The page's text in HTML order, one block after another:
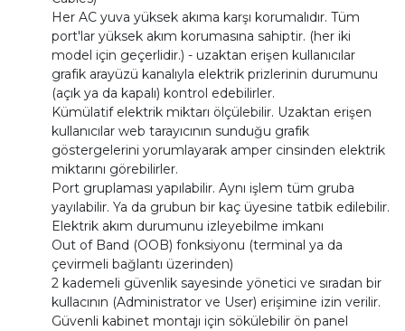
Her AC yuva yüksek akıma karşı korumalıdır. Tüm
port'lar yüksek akım korumasına sahiptir. (her iki
model için geçerlidir.) - uzaktan erişen kullanıcılar
grafik arayüzü kanalıyla elektrik prizlerinin durumunu
(açık ya da kapalı) kontrol edebilirler.
Kümülatif elektrik miktarı ölçülebilir. Uzaktan erişen
kullanıcılar web tarayıcının sunduğu grafik
göstergelerini yorumlayarak amper cinsinden elektrik
miktarını görebilirler.
Port gruplaması yapılabilir. Aynı işlem tüm gruba
yayılabilir. Ya da grubun bir kaç üyesine tatbik edilebilir.
Elektrik akım durumunu izleyebilme imkanı
Out of Band (OOB) fonksiyonu (terminal ya da
çevirmeli bağlantı üzerinden)
2 kademeli güvenlik sayesinde yönetici ve sıradan bir
kullacının (Administrator ve User) erişimine izin verilir.
Güvenli kabinet montajı için sökülebilir ön panel